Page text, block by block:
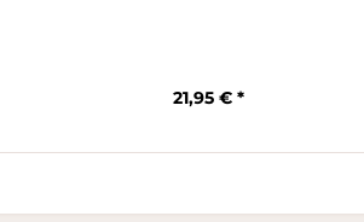
21,95 € *